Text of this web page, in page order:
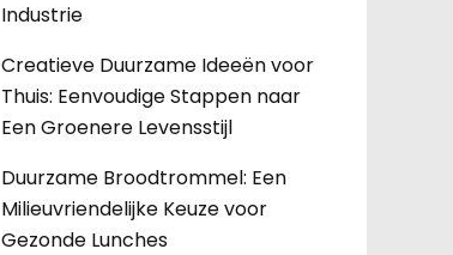
Industrie
Creatieve Duurzame Ideeën voor
Thuis: Eenvoudige Stappen naar
Een Groenere Levensstijl
Duurzame Broodtrommel: Een
Milieuvriendelijke Keuze voor
Gezonde Lunches